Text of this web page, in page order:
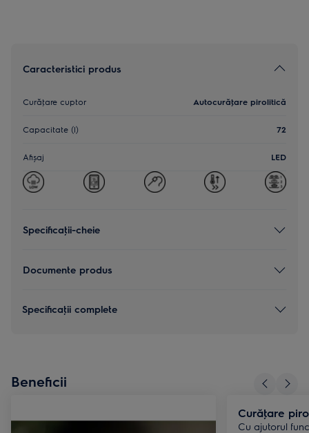
Caracteristici produs
Curăţare cuptor Autocurăţare pirolitică
Capacitate (l) 72
Afișaj LED
Specificaţii-cheie
Documente produs
Specificaţii complete
Beneficii
Curăţare
Cu ajutorul